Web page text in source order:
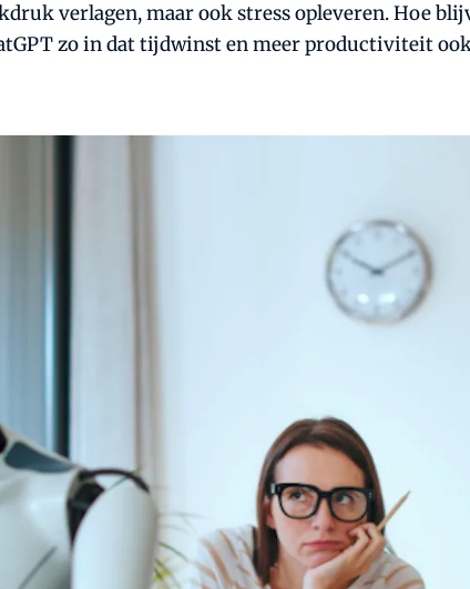
verlagen, maar ook stress opleveren. Hoe
zo in dat tijdwinst en meer productiviteit